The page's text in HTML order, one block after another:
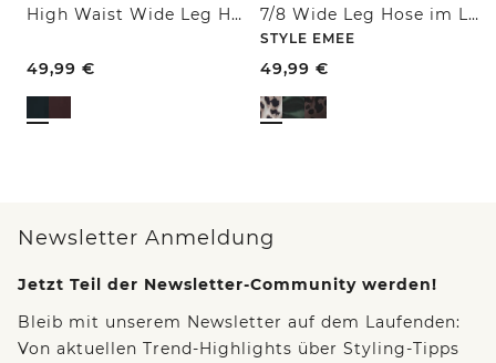
High Waist Wide Leg Hose im Loose Fit
49,99 €
7/8 Wide Leg Hose im Loose Fit mit Print
STYLE EMEE
49,99 €
Newsletter Anmeldung
Jetzt Teil der Newsletter-Community werden!
Bleib mit unserem Newsletter auf dem Laufenden:
Von aktuellen Trend-Highlights über Styling-Tipps